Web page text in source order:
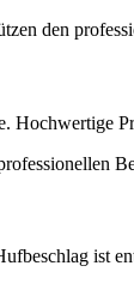
den
ist